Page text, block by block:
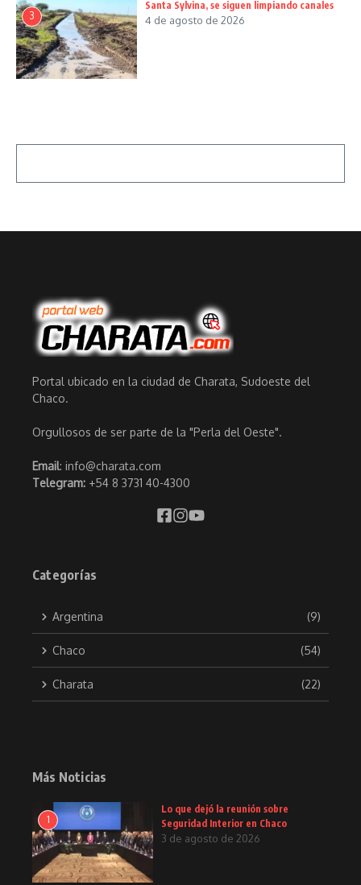
3
Santa Sylvina, se siguen limpiando canales
4 de agosto de 2026
Portal ubicado en la ciudad de Charata, Sudoeste del
Chaco.
Orgullosos de ser parte de la "Perla del Oeste".
Email: info@charata.com
Telegram: +54 8 3731 40-4300
Categorías
Argentina (9)
Chaco (54)
Charata (22)
Más Noticias
1
Lo que dejó la reunión sobre
Seguridad Interior en Chaco
3 de agosto de 2026